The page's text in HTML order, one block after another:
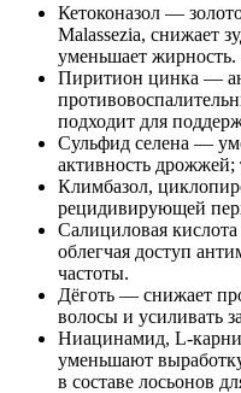
Кетоконазол —
Malassezia, снижает
уменьшает жирность.
Пиритион цинка —
подходит для
Сульфид селена —
активность дрожжей;
Климбазол,
рецидивирующей
Салициловая
облегчая доступ
частоты.
Дёготь — снижает
волосы и усиливать
Ниацинамид,
уменьшают
в составе лосьонов